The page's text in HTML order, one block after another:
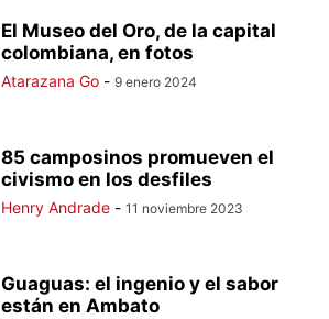
El Museo del Oro, de la capital
colombiana, en fotos
Atarazana Go - 9 enero 2024
85 camposinos promueven el
civismo en los desfiles
Henry Andrade - 11 noviembre 2023
Guaguas: el ingenio y el sabor
están en Ambato